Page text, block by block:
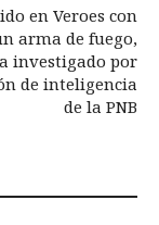
en Veroes con
arma de fuego,
investigado por
de inteligencia
de la PNB